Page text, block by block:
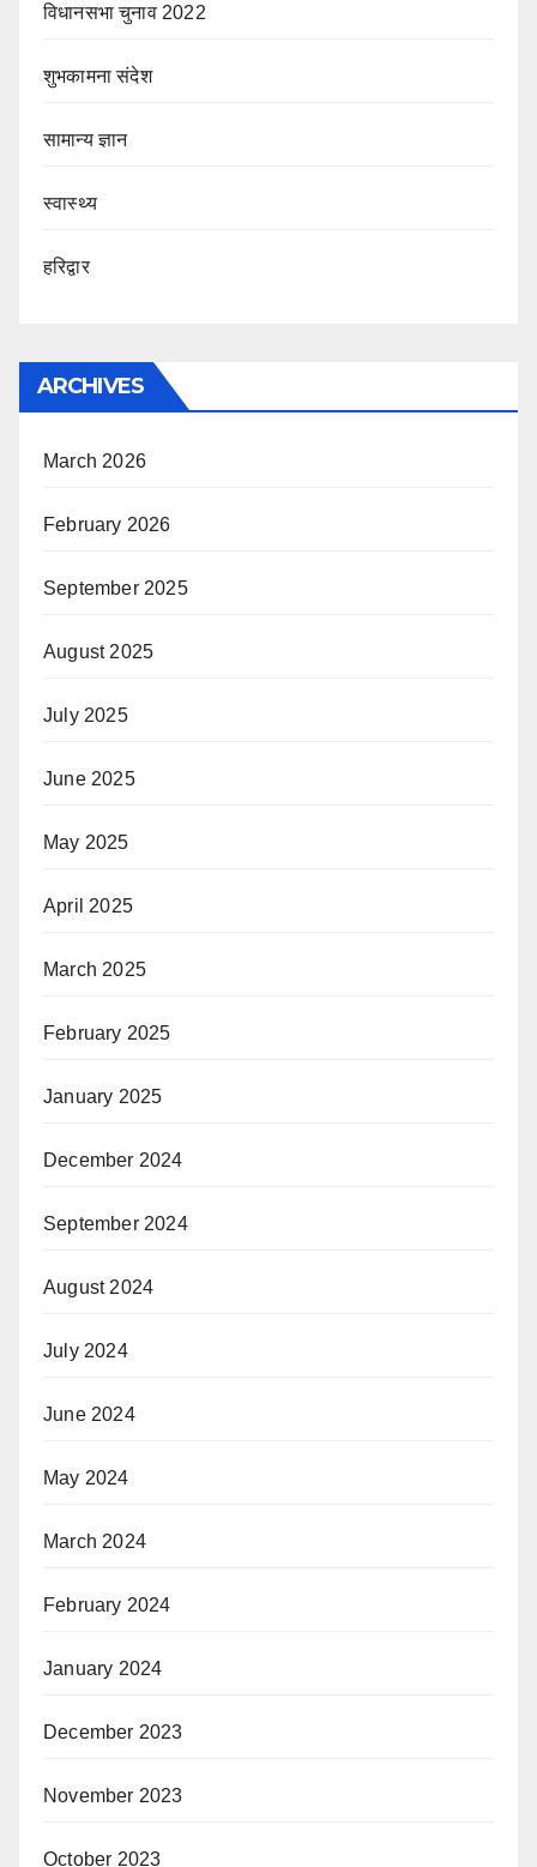
विधानसभा चुनाव 2022
शुभकामना संदेश
सामान्य ज्ञान
स्वास्थ्य
हरिद्वार
ARCHIVES
March 2026
February 2026
September 2025
August 2025
July 2025
June 2025
May 2025
April 2025
March 2025
February 2025
January 2025
December 2024
September 2024
August 2024
July 2024
June 2024
May 2024
March 2024
February 2024
January 2024
December 2023
November 2023
October 2023